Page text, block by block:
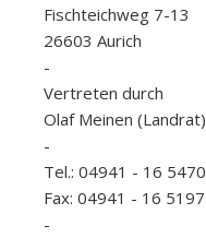
Fischteichweg 7-13
26603 Aurich
-
Vertreten durch
Olaf Meinen (Landrat)
-
Tel.: 04941 - 16 5470
Fax: 04941 - 16 5197
-